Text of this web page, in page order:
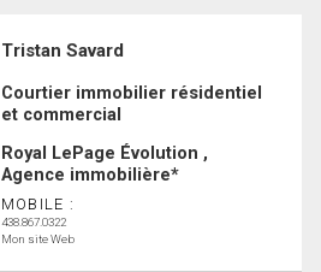
Tristan Savard
Courtier immobilier résidentiel
et commercial
Royal LePage Évolution ,
Agence immobilière*
MOBILE :
438.867.0322
Mon site Web